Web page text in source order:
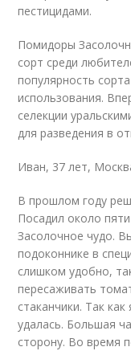
пестицидами.
Помидоры
сорт среди
популярность
использования.
селекции
для разведения в
Иван, 37 лет,
В прошлом году
Посадил около
Засолочное чудо.
подоконнике в
слишком удобно,
пересаживать
стаканчики. Так
удалась. Большая
сторону. Во время